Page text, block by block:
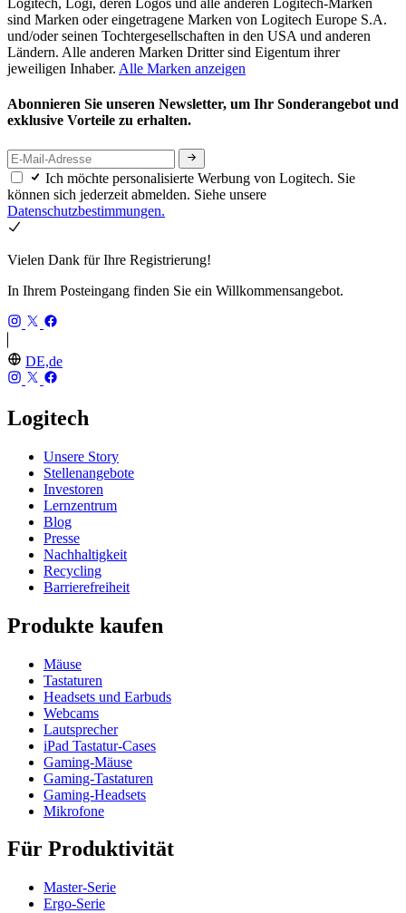
Logitech, Logi, deren Logos und alle anderen Logitech-Marken
sind Marken oder eingetragene Marken von Logitech Europe S.A.
und/oder seinen Tochtergesellschaften in den USA und anderen
Ländern. Alle anderen Marken Dritter sind Eigentum ihrer
jeweiligen Inhaber. Alle Marken anzeigen
Abonnieren Sie unseren Newsletter, um Ihr Sonderangebot und
exklusive Vorteile zu erhalten.
Ich möchte personalisierte Werbung von Logitech. Sie
können sich jederzeit abmelden. Siehe unsere
Datenschutzbestimmungen.
Vielen Dank für Ihre Registrierung!
In Ihrem Posteingang finden Sie ein Willkommensangebot.
DE,de
Logitech
Unsere Story
Stellenangebote
Investoren
Lernzentrum
Blog
Presse
Nachhaltigkeit
Recycling
Barrierefreiheit
Produkte kaufen
Mäuse
Tastaturen
Headsets und Earbuds
Webcams
Lautsprecher
iPad Tastatur-Cases
Gaming-Mäuse
Gaming-Tastaturen
Gaming-Headsets
Mikrofone
Für Produktivität
Master-Serie
Ergo-Serie